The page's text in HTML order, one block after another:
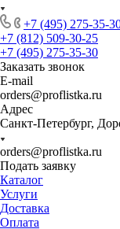
+7 (495) 275-35-
+7 (812) 509-30-25
+7 (495) 275-35-30
Заказать звонок
E-mail
orders@proflistka.ru
Адрес
Санкт-Петербург,
orders@proflistka.ru
Подать заявку
Каталог
Услуги
Доставка
Оплата